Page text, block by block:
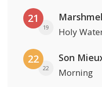
21
19 Holy
22
22
Son
Morning